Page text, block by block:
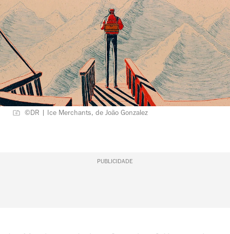
©DR | Ice Merchants, de João Gonzalez
PUBLICIDADE